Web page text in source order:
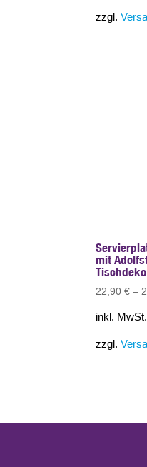
zzgl.
mit
Tischdeko
22,90€ –
inkl. MwSt.
zzgl.